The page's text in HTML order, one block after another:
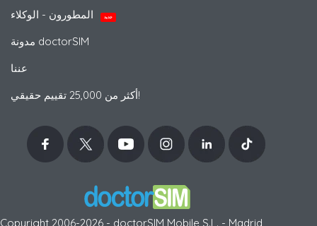
جديد
مدونة doctorSIM
عننا
أكثر من 25,000 تقييم حقيقي!
Copyright 2006-2026 - doctorSIM Mobile S.L. - Madrid,